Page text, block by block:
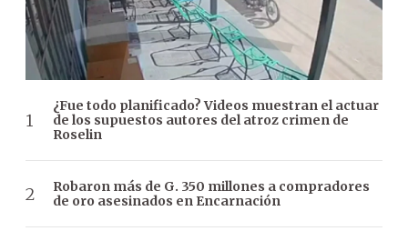
¿Fue todo planificado? Videos muestran el actuar
de los supuestos autores del atroz crimen de
Roselin
Robaron más de G. 350 millones a compradores
de oro asesinados en Encarnación